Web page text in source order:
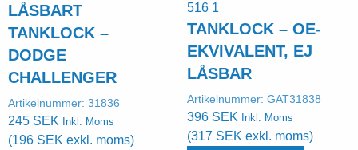
LÅSBART
TANKLOCK –
DODGE
CHALLENGER
Artikelnummer: 31836
245 SEK Inkl. Moms
(196 SEK exkl. moms)
TANKLOCK – OE-
EKVIVALENT, EJ
LÅSBAR
Artikelnummer: GAT31838
396 SEK Inkl. Moms
(317 SEK exkl. moms)